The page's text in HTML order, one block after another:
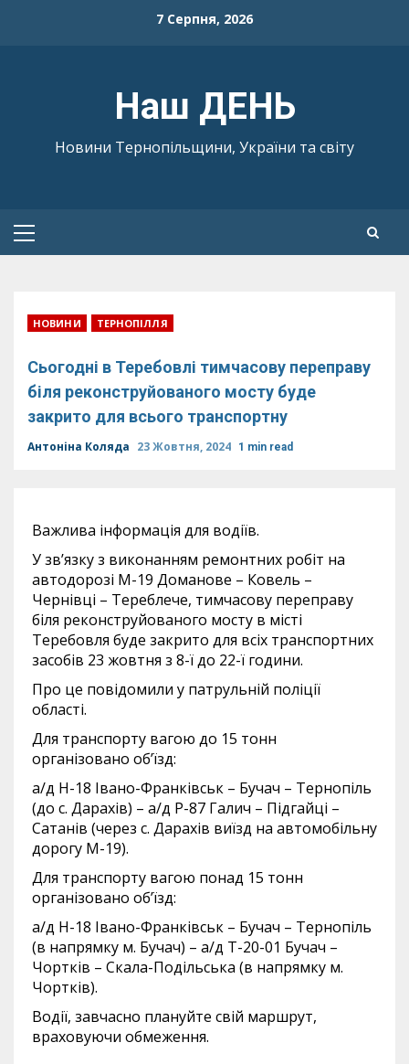
7 Серпня, 2026
Наш ДЕНЬ
Новини Тернопільщини, України та світу
Primary
НОВИНИ ТЕРНОПІЛЛЯ
Сьогодні в Теребовлі тимчасову переправу
біля реконструйованого мосту буде
закрито для всього транспортну
Антоніна Коляда 23 Жовтня, 2024 1 min read
Важлива інформація для водіїв.
У зв’язку з виконанням ремонтних робіт на
автодорозі М-19 Доманове – Ковель –
Чернівці – Тереблече, тимчасову переправу
біля реконструйованого мосту в місті
Теребовля буде закрито для всіх транспортних
засобів 23 жовтня з 8-ї до 22-ї години.
Про це повідомили у патрульній поліції
області.
Для транспорту вагою до 15 тонн
організовано об’їзд:
а/д Н-18 Івано-Франківськ – Бучач – Тернопіль
(до с. Дарахів) – а/д Р-87 Галич – Підгайці –
Сатанів (через с. Дарахів виїзд на автомобільну
дорогу М-19).
Для транспорту вагою понад 15 тонн
організовано об’їзд:
а/д Н-18 Івано-Франківськ – Бучач – Тернопіль
(в напрямку м. Бучач) – а/д Т-20-01 Бучач –
Чортків – Скала-Подільська (в напрямку м.
Чортків).
Водії, завчасно плануйте свій маршрут,
враховуючи обмеження.